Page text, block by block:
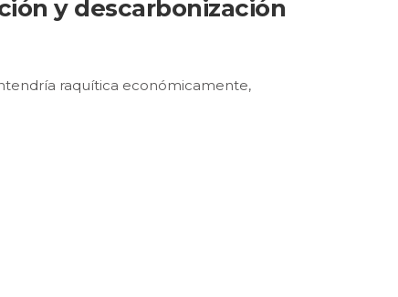
y descarbonización
raquítica económicamente,